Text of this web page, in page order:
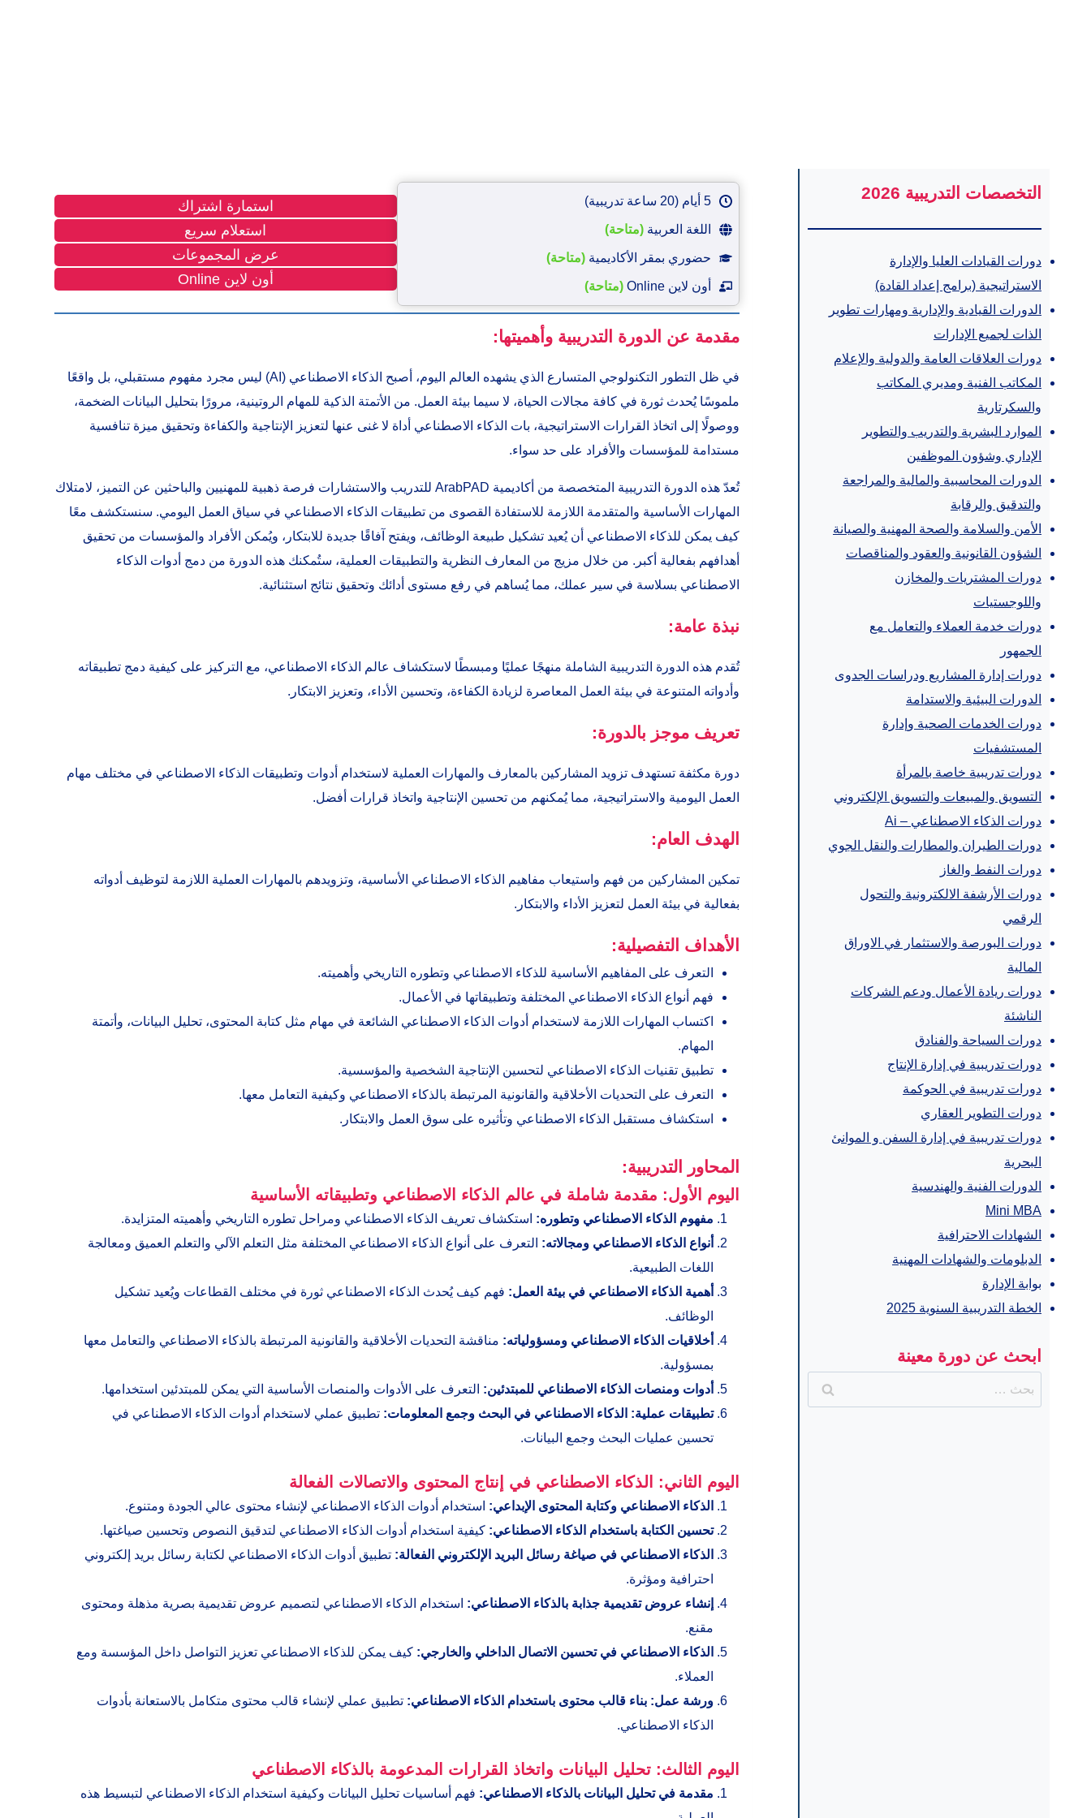
5 أيام (20 ساعة تدريبية)
اللغة العربية(متاحة)
حضوري بمقر الأكاديمية(متاحة)
أون لاين Online (متاحة)
استمارة اشتراك
استعلام سريع
عرض المجموعات
أون لاين Online
مقدمة عن الدورة التدريبية وأهميتها:
في ظل التطور التكنولوجي المتسارع الذي يشهده العالم اليوم، أصبح الذكاء الاصطناعي (AI) ليس مجرد مفهوم مستقبلي، بل واقعًا
ملموسًا يُحدث ثورة في كافة مجالات الحياة، لا سيما بيئة العمل. من الأتمتة الذكية للمهام الروتينية، مرورًا بتحليل البيانات الضخمة،
ووصولًا إلى اتخاذ القرارات الاستراتيجية، بات الذكاء الاصطناعي أداة لا غنى عنها لتعزيز الإنتاجية والكفاءة وتحقيق ميزة تنافسية
مستدامة للمؤسسات والأفراد على حد سواء.
تُعدّ هذه الدورة التدريبية المتخصصة من أكاديمية ArabPAD للتدريب والاستشارات فرصة ذهبية للمهنيين والباحثين عن التميز، لامتلاك
المهارات الأساسية والمتقدمة اللازمة للاستفادة القصوى من تطبيقات الذكاء الاصطناعي في سياق العمل اليومي. سنستكشف معًا
كيف يمكن للذكاء الاصطناعي أن يُعيد تشكيل طبيعة الوظائف، ويفتح آفاقًا جديدة للابتكار، ويُمكن الأفراد والمؤسسات من تحقيق
أهدافهم بفعالية أكبر. من خلال مزيج من المعارف النظرية والتطبيقات العملية، ستُمكنك هذه الدورة من دمج أدوات الذكاء
الاصطناعي بسلاسة في سير عملك، مما يُساهم في رفع مستوى أدائك وتحقيق نتائج استثنائية.
نبذة عامة:
تُقدم هذه الدورة التدريبية الشاملة منهجًا عمليًا ومبسطًا لاستكشاف عالم الذكاء الاصطناعي، مع التركيز على كيفية دمج تطبيقاته
وأدواته المتنوعة في بيئة العمل المعاصرة لزيادة الكفاءة، وتحسين الأداء، وتعزيز الابتكار.
تعريف موجز بالدورة:
دورة مكثفة تستهدف تزويد المشاركين بالمعارف والمهارات العملية لاستخدام أدوات وتطبيقات الذكاء الاصطناعي في مختلف مهام
العمل اليومية والاستراتيجية، مما يُمكنهم من تحسين الإنتاجية واتخاذ قرارات أفضل.
الهدف العام:
تمكين المشاركين من فهم واستيعاب مفاهيم الذكاء الاصطناعي الأساسية، وتزويدهم بالمهارات العملية اللازمة لتوظيف أدواته
بفعالية في بيئة العمل لتعزيز الأداء والابتكار.
الأهداف التفصيلية:
التعرف على المفاهيم الأساسية للذكاء الاصطناعي وتطوره التاريخي وأهميته.
فهم أنواع الذكاء الاصطناعي المختلفة وتطبيقاتها في الأعمال.
اكتساب المهارات اللازمة لاستخدام أدوات الذكاء الاصطناعي الشائعة في مهام مثل كتابة المحتوى، تحليل البيانات، وأتمتة
المهام.
تطبيق تقنيات الذكاء الاصطناعي لتحسين الإنتاجية الشخصية والمؤسسية.
التعرف على التحديات الأخلاقية والقانونية المرتبطة بالذكاء الاصطناعي وكيفية التعامل معها.
استكشاف مستقبل الذكاء الاصطناعي وتأثيره على سوق العمل والابتكار.
المحاور التدريبية:
اليوم الأول: مقدمة شاملة في عالم الذكاء الاصطناعي وتطبيقاته الأساسية
مفهوم الذكاء الاصطناعي وتطوره: استكشاف تعريف الذكاء الاصطناعي ومراحل تطوره التاريخي وأهميته المتزايدة.
أنواع الذكاء الاصطناعي ومجالاته: التعرف على أنواع الذكاء الاصطناعي المختلفة مثل التعلم الآلي والتعلم العميق ومعالجة
اللغات الطبيعية.
أهمية الذكاء الاصطناعي في بيئة العمل: فهم كيف يُحدث الذكاء الاصطناعي ثورة في مختلف القطاعات ويُعيد تشكيل
الوظائف.
أخلاقيات الذكاء الاصطناعي ومسؤولياته: مناقشة التحديات الأخلاقية والقانونية المرتبطة بالذكاء الاصطناعي والتعامل معها
بمسؤولية.
أدوات ومنصات الذكاء الاصطناعي للمبتدئين: التعرف على الأدوات والمنصات الأساسية التي يمكن للمبتدئين استخدامها.
تطبيقات عملية: الذكاء الاصطناعي في البحث وجمع المعلومات: تطبيق عملي لاستخدام أدوات الذكاء الاصطناعي في
تحسين عمليات البحث وجمع البيانات.
اليوم الثاني: الذكاء الاصطناعي في إنتاج المحتوى والاتصالات الفعالة
الذكاء الاصطناعي وكتابة المحتوى الإبداعي: استخدام أدوات الذكاء الاصطناعي لإنشاء محتوى عالي الجودة ومتنوع.
تحسين الكتابة باستخدام الذكاء الاصطناعي: كيفية استخدام أدوات الذكاء الاصطناعي لتدقيق النصوص وتحسين صياغتها.
الذكاء الاصطناعي في صياغة رسائل البريد الإلكتروني الفعالة: تطبيق أدوات الذكاء الاصطناعي لكتابة رسائل بريد إلكتروني
احترافية ومؤثرة.
إنشاء عروض تقديمية جذابة بالذكاء الاصطناعي: استخدام الذكاء الاصطناعي لتصميم عروض تقديمية بصرية مذهلة ومحتوى
مقنع.
الذكاء الاصطناعي في تحسين الاتصال الداخلي والخارجي: كيف يمكن للذكاء الاصطناعي تعزيز التواصل داخل المؤسسة ومع
العملاء.
ورشة عمل: بناء قالب محتوى باستخدام الذكاء الاصطناعي: تطبيق عملي لإنشاء قالب محتوى متكامل بالاستعانة بأدوات
الذكاء الاصطناعي.
اليوم الثالث: تحليل البيانات واتخاذ القرارات المدعومة بالذكاء الاصطناعي
مقدمة في تحليل البيانات بالذكاء الاصطناعي: فهم أساسيات تحليل البيانات وكيفية استخدام الذكاء الاصطناعي لتبسيط هذه
التخصصات التدريبية 2026
دورات القيادات العليا والإدارة
الاستراتيجية (برامج إعداد القادة)
الدورات القيادية والإدارية ومهارات تطوير
الذات لجميع الإدارات
دورات العلاقات العامة والدولية والإعلام
المكاتب الفنية ومديري المكاتب
والسكرتارية
الموارد البشرية والتدريب والتطوير
الإداري وشؤون الموظفين
الدورات المحاسبية والمالية والمراجعة
والتدقيق والرقابة
الأمن والسلامة والصحة المهنية والصيانة
الشؤون القانونية والعقود والمناقصات
دورات المشتريات والمخازن
واللوجستيات
دورات خدمة العملاء والتعامل مع
الجمهور
دورات إدارة المشاريع ودراسات الجدوى
الدورات البيئية والاستدامة
دورات الخدمات الصحية وإدارة
المستشفيات
دورات تدريبية خاصة بالمرأة
التسويق والمبيعات والتسويق الإلكتروني
دورات الذكاء الاصطناعي – Ai
دورات الطيران والمطارات والنقل الجوي
دورات النفط والغاز
دورات الأرشفة الالكترونية والتحول
الرقمي
دورات البورصة والاستثمار في الاوراق
المالية
دورات ريادة الأعمال ودعم الشركات
الناشئة
دورات السياحة والفنادق
دورات تدريبية في إدارة الإنتاج
دورات تدريبية في الحوكمة
دورات التطوير العقاري
دورات تدريبية في إدارة السفن و الموانئ
البحرية
الدورات الفنية والهندسية
Mini MBA
الشهادات الاحترافية
الدبلومات والشهادات المهنية
بوابة الإدارة
الخطة التدريبية السنوية 2025
ابحث عن دورة معينة
عن: